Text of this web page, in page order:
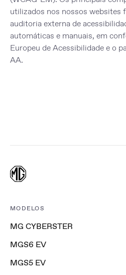
utilizados nos nossos websites
auditoria externa de
automáticas e manuais, em
Europeu de Acessibilidadee o
AA.
MODELOS
MG CYBERSTER
MGS6 EV
MGS5 EV